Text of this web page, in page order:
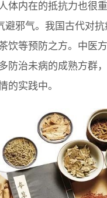
体内在的抵抗力也很
避邪气。我国古代对
饮等预防之方。中医
防治未病的成熟方群
的实践中。